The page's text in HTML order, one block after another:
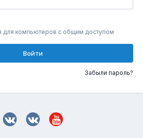
для компьютеров с общим доступом
Войти
Забыли пароль?